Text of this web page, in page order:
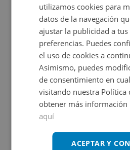
Promociones asociadas
Aparca la busqueda
Ver más inmuebles
utilizamos cookies para
datos de la navegación
ajustar la publicidad a tus
preferencias. Puedes
el uso de cookies a
Asimismo, puedes
de consentimiento en
visitando nuestra Política
obtener más información
aquí
ACEPTAR Y